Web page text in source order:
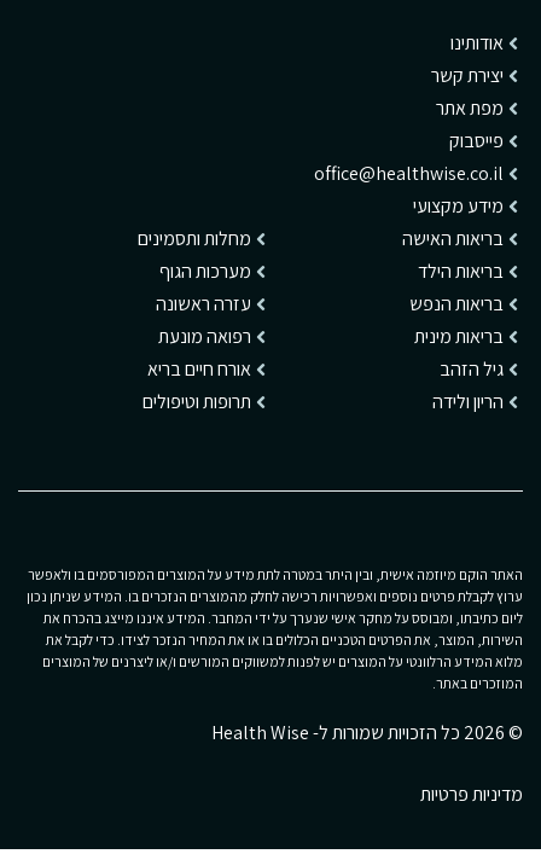
אודותינו
יצירת קשר
מפת אתר
פייסבוק
office@healthwise.co.il
מידע מקצועי
בריאות האישה
בריאות הילד
בריאות הנפש
בריאות מינית
גיל הזהב
הריון ולידה
מחלות ותסמינים
מערכות הגוף
עזרה ראשונה
רפואה מונעת
אורח חיים בריא
תרופות וטיפולים
האתר הוקם מיוזמה אישית, ובין היתר במטרה לתת מידע על המוצרים המפורסמים בו ולאפשר
ערוץ לקבלת פרטים נוספים ואפשרויות רכישה לחלק מהמוצרים הנזכרים בו. המידע שניתן נכון
ליום כתיבתו, ומבוסס על מחקר אישי שנערך על ידי המחבר. המידע איננו מייצג בהכרח את
השירות, המוצר, את הפרטים הטכניים הכלולים בו או את המחיר הנזכר לצידו. כדי לקבל את
מלוא המידע הרלוונטי על המוצרים יש לפנות למשווקים המורשים ו/או ליצרנים של המוצרים
המוזכרים באתר.
© 2026 כל הזכויות שמורות ל- Health Wise
מדיניות פרטיות